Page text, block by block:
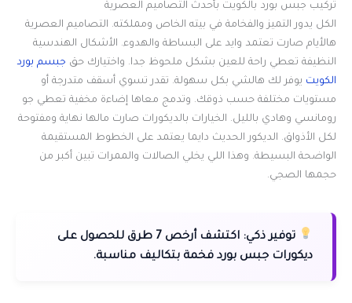
تركيب جبس بورد بالكويت بأحدث التصاميم العصرية
الكل يدور التميز والفخامة في بيته الخاص ومملكته. التصاميم العصرية
هالأيام صارت تعتمد وايد على البساطة والهدوء. الأشكال الهندسية
النظيفة تعطي راحة للعين بشكل ملحوظ جدا. واختيارك حق جبسم بورد
الكويت يوفر لك هالشي بكل سهولة. تقدر تسوي أسقف متدرجة أو
مستويات مختلفة حسب ذوقك. وتدمج معاها إضاءة مخفية تعطي جو
رومانسي وهادي بالليل. الخيارات بالديكورات صارت مالها نهاية ومفتوحة
لكل الأذواق. الديكور الحديث دايما يعتمد على الخطوط المستقيمة
الواضحة البسيطة. وهذا اللي يخلي الصالات والممرات تبين أكبر من
حجمها الصجي.
توفير ذكي:
اكتشف أرخص 7 طرق للحصول على
ديكورات جبس بورد فخمة بتكاليف مناسبة.